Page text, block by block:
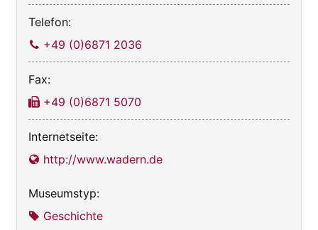
Telefon:
+49 (0)6871 2036
Fax:
+49 (0)6871 5070
Internetseite:
http://www.wadern.de
Museumstyp:
Geschichte